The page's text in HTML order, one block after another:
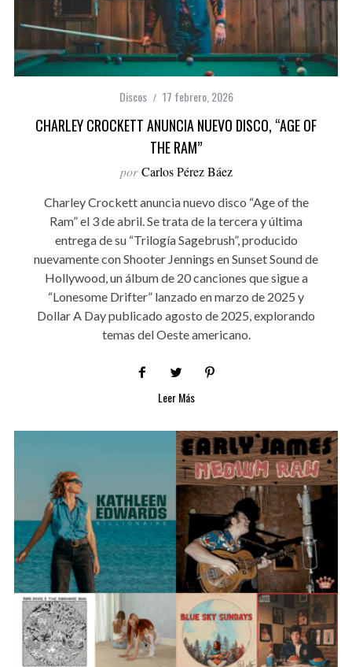
Discos 17 febrero, 2026
CHARLEY CROCKETT ANUNCIA NUEVO DISCO, “AGE OF
THE RAM”
por Carlos Pérez Báez
Charley Crockett anuncia nuevo disco “Age of the
Ram” el 3 de abril. Se trata de la tercera y última
entrega de su “Trilogía Sagebrush”, producido
nuevamente con Shooter Jennings en Sunset Sound de
Hollywood, un álbum de 20 canciones que sigue a
“Lonesome Drifter” lanzado en marzo de 2025 y
Dollar A Day publicado agosto de 2025, explorando
temas del Oeste americano.
Leer Más